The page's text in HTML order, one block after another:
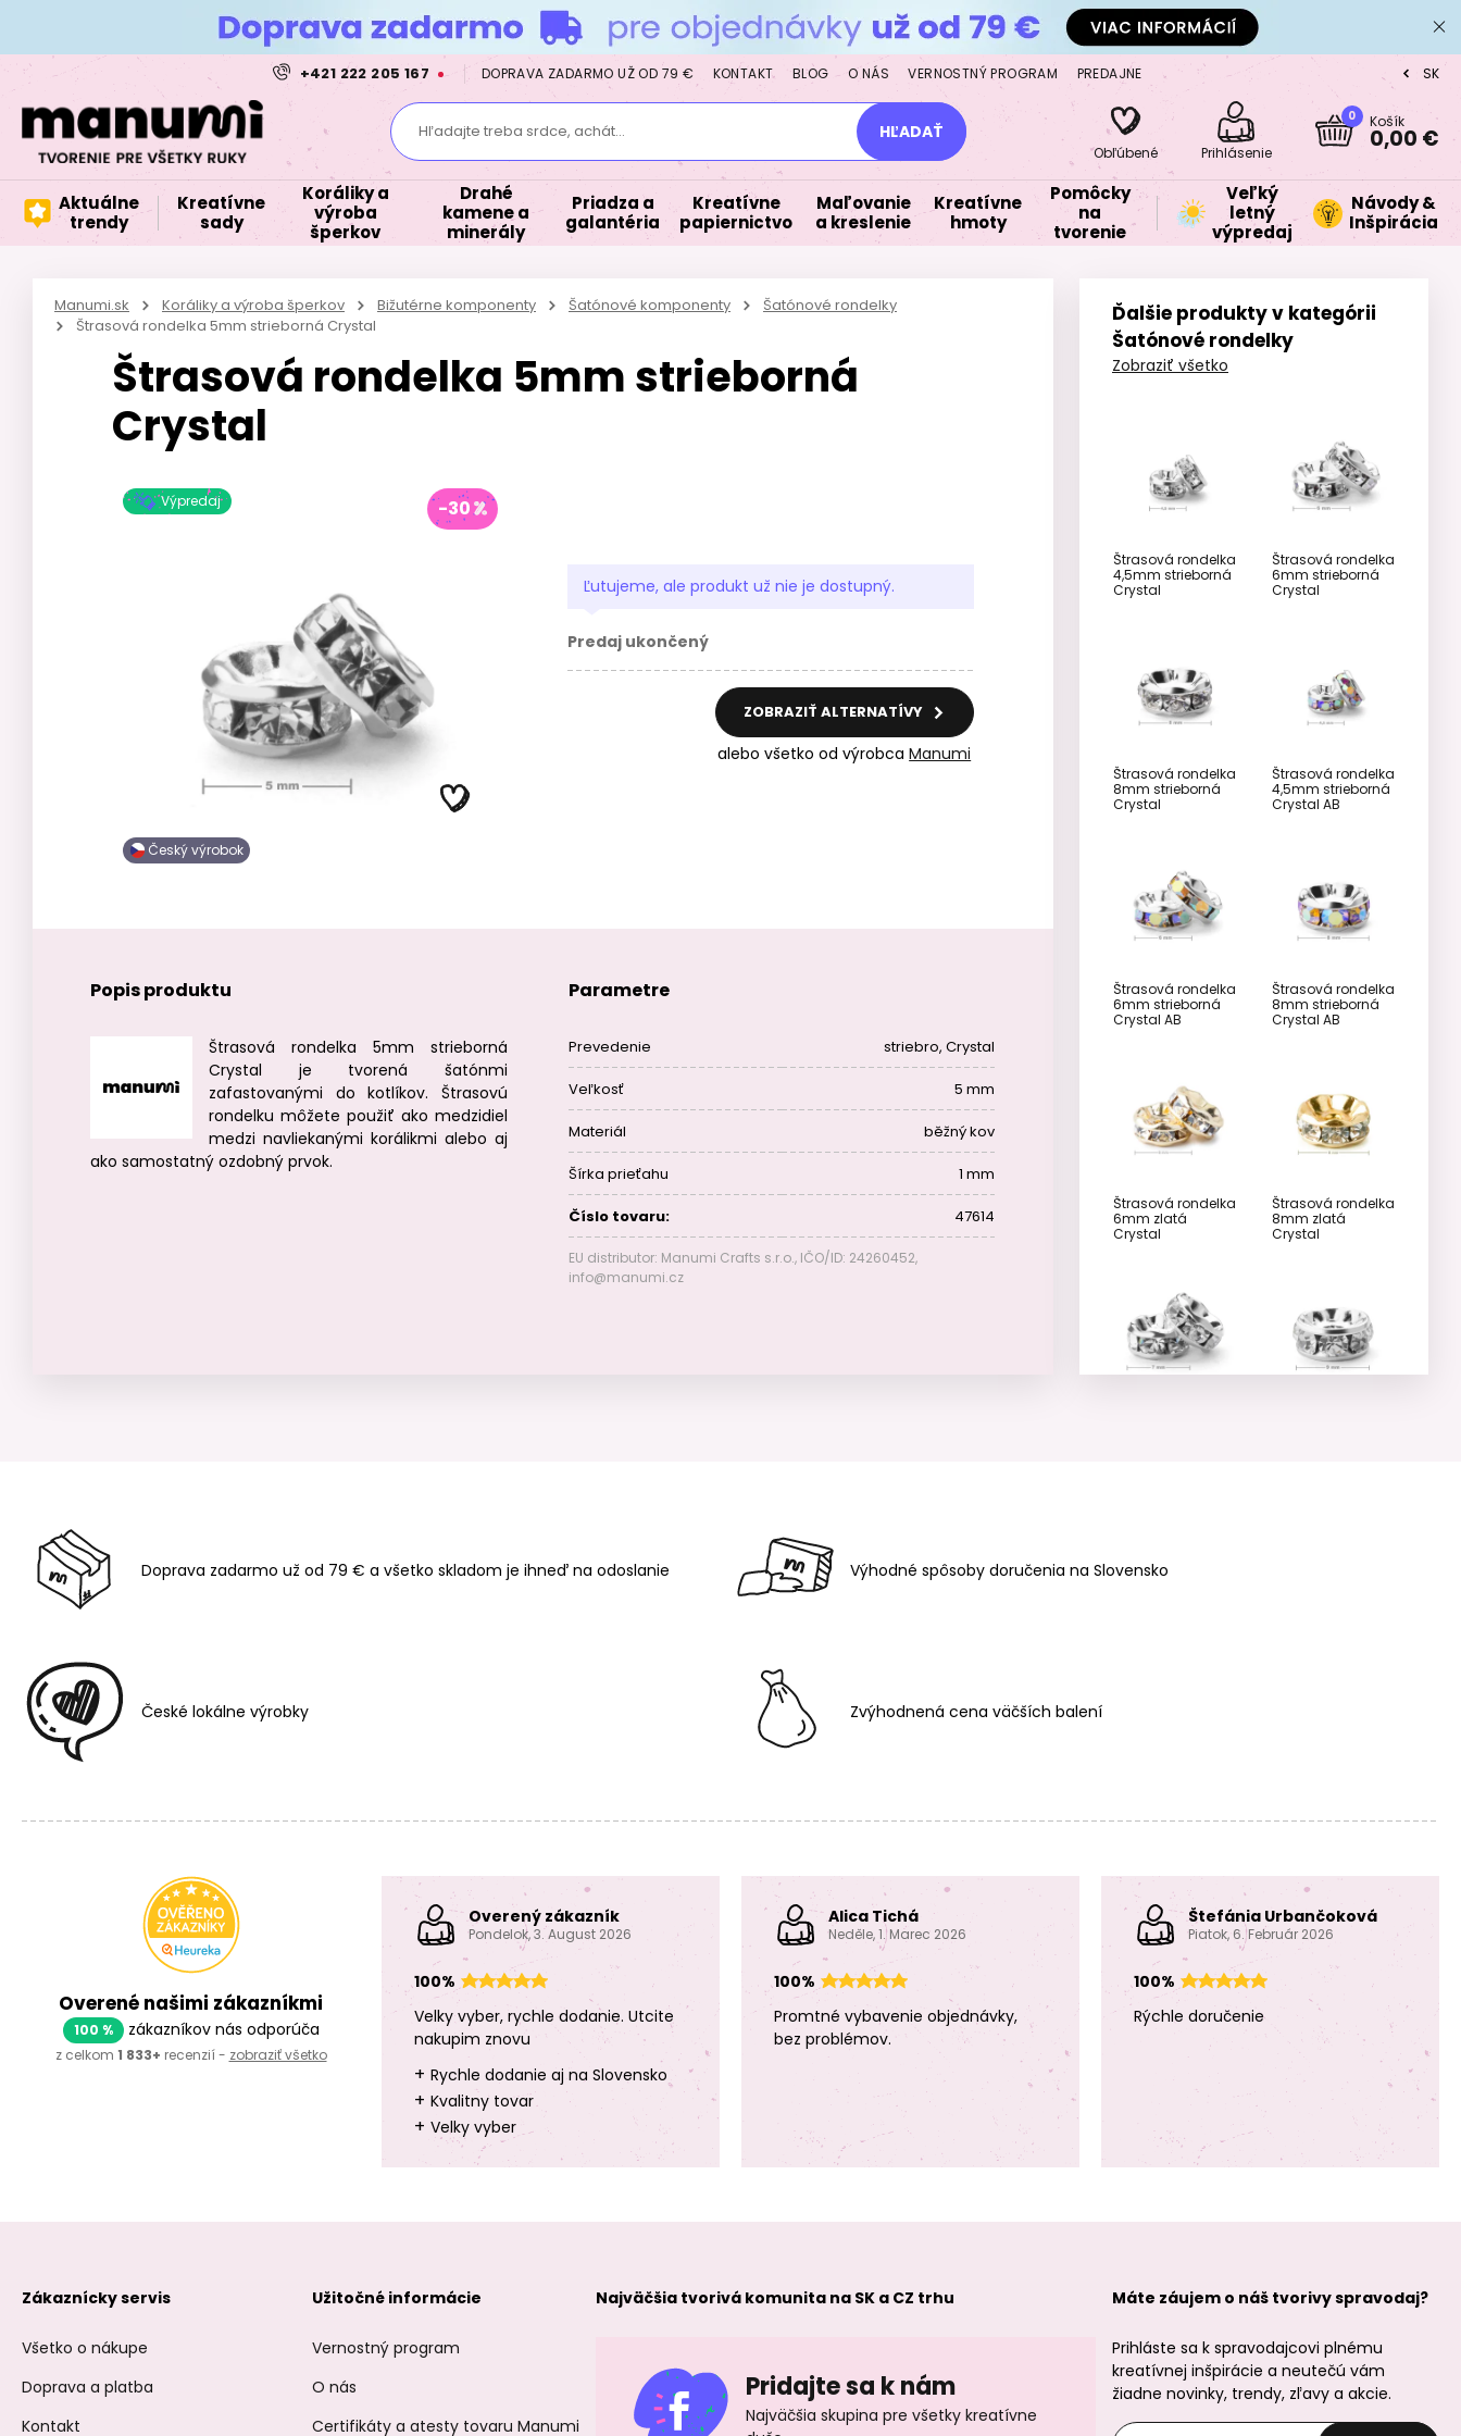
+421 222 205 167 DOPRAVA ZADARMO UŽ OD 79 € KONTAKT BLOG O NÁS VERNOSTNÝ PROGRAM PREDAJNE CZ
SK
Hľadajte treba srdce, achát... HĽADAŤ
Obľúbené Prihlásenie
0 Košík
0,00 €
Aktuálne
trendy
Kreatívne
sady
Koráliky a
výroba
šperkov
Drahé
kamene a
minerály
Priadza a
galantéria
Kreatívne
papiernictvo
Maľovanie
a kreslenie
Kreatívne
hmoty
Pomôcky
na
tvorenie
Veľký
letný
výpredaj
Návody &
Inšpirácia
Manumi.sk Koráliky a výroba šperkov Bižutérne komponenty Šatónové komponenty
Šatónové rondelky
Štrasová rondelka 5mm strieborná Crystal
Štrasová rondelka 5mm strieborná
Crystal
Výpredaj
Český výrobok
-30
Ľutujeme, ale produkt už nie je dostupný.
Predaj ukončený
ZOBRAZIŤ ALTERNATÍVY
alebo všetko od výrobcaManumi
Popis produktu
Štrasová rondelka 5mm strieborná
Crystal je tvorená šatónmi
zafastovanými do kotlíkov. Štrasovú
rondelku môžete použiť ako medzidiel
medzi navliekanými korálikmi alebo aj
ako samostatný ozdobný prvok.
Parametre
Prevedenie striebro, Crystal
Veľkosť 5 mm
Materiál běžný kov
Šírka prieťahu 1 mm
Číslo tovaru: 47614
EU distributor: Manumi Crafts s.r.o., IČO/ID: 24260452,
info@manumi.cz
Ďalšie produkty v kategórii
Šatónové rondelky
Zobraziť všetko
Štrasová rondelka
4,5mm strieborná
Crystal
Štrasová rondelka
6mm strieborná
Crystal
Štrasová rondelka
8mm strieborná
Crystal
Štrasová rondelka
4,5mm strieborná
Crystal AB
Štrasová rondelka
6mm strieborná
Crystal AB
Štrasová rondelka
8mm strieborná
Crystal AB
Štrasová rondelka
6mm zlatá
Crystal
Štrasová rondelka
8mm zlatá
Crystal
Light Siam
Blue Zircon
Štrasová rondelka
Štrasová rondelka
8mm strieborná
Jet
8x8mm Crystal
6mm rose gold
Crystal
Doprava zadarmo už od 79 € a všetko skladom je ihneď na odoslanie Výhodné spôsoby doručenia na Slovensko
České lokálne výrobky Zvýhodnená cena väčších balení
Overené našimi zákazníkmi
100 % zákazníkov nás odporúča
z celkom 1 833+ recenzií - zobraziť všetko
Overený zákazník
Pondelok, 3. August 2026
100%
Velky vyber, rychle dodanie. Utcite
nakupim znovu
+ Rychle dodanie aj na Slovensko
+ Kvalitny tovar
+ Velky vyber
Alica Tichá
Neděle, 1. Marec 2026
100%
Promtné vybavenie objednávky,
bez problémov.
Štefánia Urbančoková
Piatok, 6. Február 2026
100%
Rýchle doručenie
Zákaznícky servis
Všetko o nákupe
Doprava a platba
Kontakt
Užitočné informácie
Vernostný program
O nás
Certifikáty a atesty tovaru Manumi
Najväčšia tvorivá komunita na SK a CZ trhu
Pridajte sa k nám
Najväčšia skupina pre všetky kreatívne
Máte záujem o náš tvorivy spravodaj?
Prihláste sa k spravodajcovi plnému
kreatívnej inšpirácie a neutečú vám
žiadne novinky, trendy, zľavy a akcie.